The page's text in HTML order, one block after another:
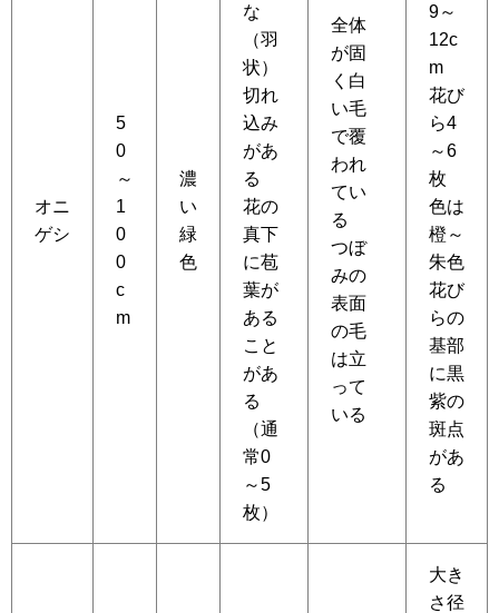
オニ
ゲシ
5
0
～
1
0
0
c
m
濃
い
緑
色
な
（羽
状）
切れ
込み
があ
る
花の
真下
に苞
葉が
ある
こと
があ
る
（通
常0
～5
枚）
全体
が固
く白
い毛
で覆
われ
てい
る
つぼ
みの
表面
の毛
は立
って
いる
9～
12c
m
花び
ら4
～6
枚
色は
橙～
朱色
花び
らの
基部
に黒
紫の
斑点
があ
る
大き
さ径